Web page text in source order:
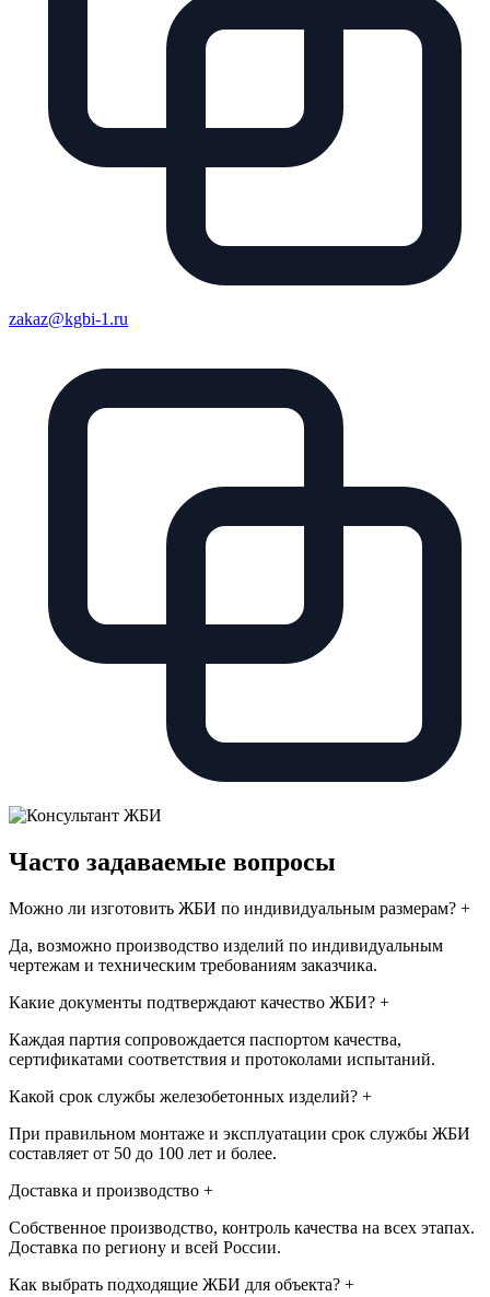
zakaz@kgbi-1.ru
Часто задаваемые вопросы
Можно ли изготовить ЖБИ по индивидуальным размерам? +
Да, возможно производство изделий по индивидуальным
чертежам и техническим требованиям заказчика.
Какие документы подтверждают качество ЖБИ? +
Каждая партия сопровождается паспортом качества,
сертификатами соответствия и протоколами испытаний.
Какой срок службы железобетонных изделий? +
При правильном монтаже и эксплуатации срок службы ЖБИ
составляет от 50 до 100 лет и более.
Доставка и производство +
Собственное производство, контроль качества на всех этапах.
Доставка по региону и всей России.
Как выбрать подходящие ЖБИ для объекта? +